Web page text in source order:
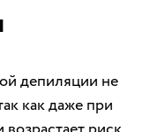
депиляции не
как даже при